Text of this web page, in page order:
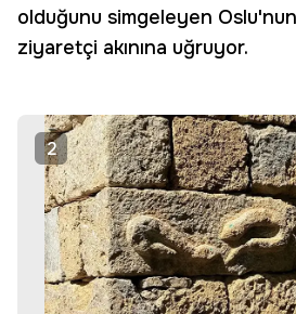
olduğunu simgeleyen
ziyaretçi akınına uğruyor.
2